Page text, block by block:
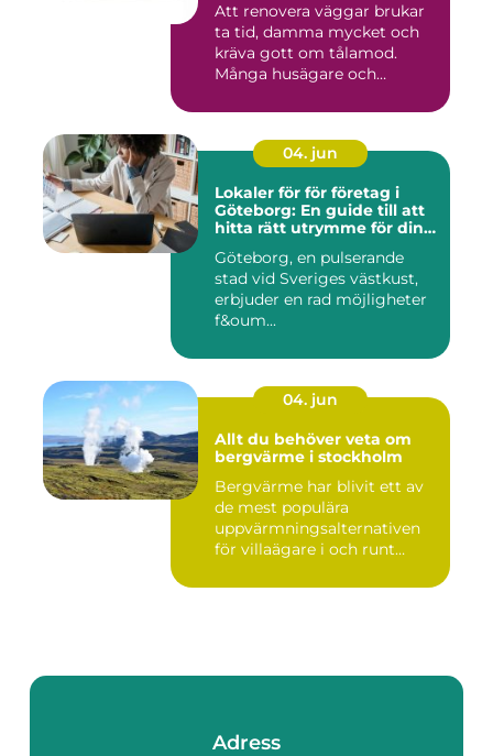
Att renovera väggar brukar
ta tid, damma mycket och
kräva gott om tålamod.
Många husägare och
04. jun
Lokaler för för företag i
Göteborg: En guide till att
hitta rätt utrymme för din
Göteborg, en pulserande
stad vid Sveriges västkust,
erbjuder en rad möjligheter
f&oum...
04. jun
Allt du behöver veta om
bergvärme i stockholm
Bergvärme har blivit ett av
de mest populära
uppvärmningsalternativen
för villaägare i och runt
Adress